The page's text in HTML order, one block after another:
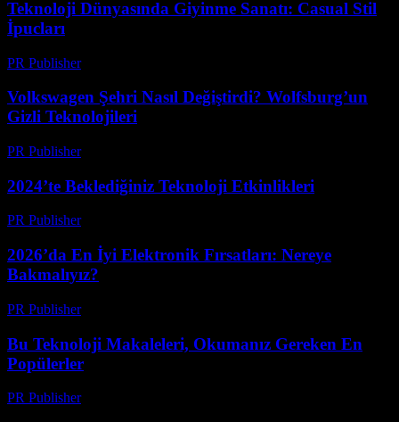
Teknoloji Dünyasında Giyinme Sanatı: Casual Stil
İpucları
PR Publisher-
Volkswagen Şehri Nasıl Değiştirdi? Wolfsburg’un
Gizli Teknolojileri
PR Publisher-
2024’te Beklediğiniz Teknoloji Etkinlikleri
PR Publisher-
2026’da En İyi Elektronik Fırsatları: Nereye
Bakmalıyız?
PR Publisher-
Bu Teknoloji Makaleleri, Okumanız Gereken En
Popülerler
PR Publisher-